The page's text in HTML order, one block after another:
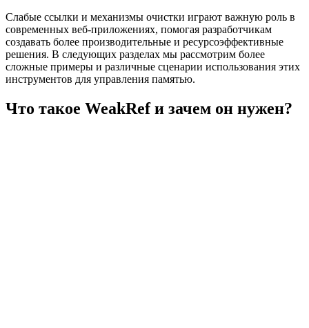
Слабые ссылки и механизмы очистки играют важную роль в
современных веб-приложениях, помогая разработчикам
создавать более производительные и ресурсоэффективные
решения. В следующих разделах мы рассмотрим более
сложные примеры и различные сценарии использования этих
инструментов для управления памятью.
Что такое WeakRef и зачем он нужен?